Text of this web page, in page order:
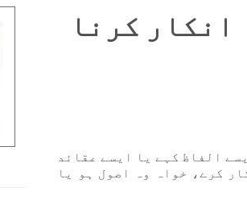
انکار کرنا
الفاظ کہے یا ایسے عقائد
کرے، خواہ وہ اصول ہو یا